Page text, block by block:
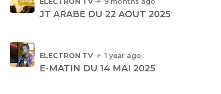
JT ARABE DU 22 AOUT 2025
ELECTRON TV 1 year ago
E-MATIN DU 14 MAI 2025